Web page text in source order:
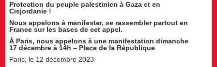
Protection du peuple palestinien à Gaza et en
Cisjordanie !
Nous appelons à manifester, se rassembler partout en
France sur les bases de cet appel.
À Paris, nous appelons à une manifestation dimanche
17 décembre à 14h – Place de la République
Paris, le 12 décembre 2023